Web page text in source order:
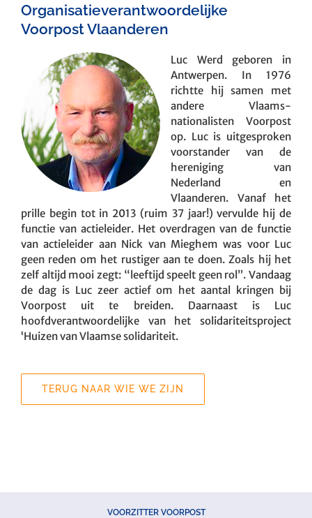
Organisatieverantwoordelijke
Voorpost Vlaanderen
Luc Werd geboren in
Antwerpen. In 1976
richtte hij samen met
andere Vlaams-
nationalisten Voorpost
op. Luc is uitgesproken
voorstander van de
hereniging van
Nederland en
Vlaanderen. Vanaf het
prille begin tot in 2013 (ruim 37 jaar!) vervulde hij de
functie van actieleider. Het overdragen van de functie
van actieleider aan Nick van Mieghem was voor Luc
geen reden om het rustiger aan te doen. Zoals hij het
zelf altijd mooi zegt: “leeftijd speelt geen rol”. Vandaag
de dag is Luc zeer actief om het aantal kringen bij
Voorpost uit te breiden. Daarnaast is Luc
hoofdverantwoordelijke van het solidariteitsproject
‘Huizen van Vlaamse solidariteit.
TERUG NAAR WIE WE ZIJN
VOORZITTER VOORPOST